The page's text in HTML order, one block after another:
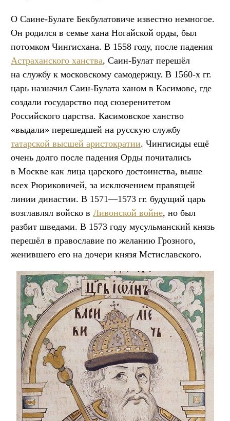
О Саине-Булате Бекбулатовиче известно немногое.
Он родился в семье хана Ногайской орды, был
потомком Чингисхана. В 1558 году, после падения
Астраханского ханства, Саин-Булат перешёл
на службу к московскому самодержцу. В 1560-х гг.
царь назначил Саин-Булата ханом в Касимове, где
создали государство под сюзеренитетом
Российского царства. Касимовское ханство
«выдали» перешедшей на русскую службу
татарской высшей аристократии. Чингисиды ещё
очень долго после падения Орды почитались
в Москве как лица царского достоинства, выше
всех Рюриковичей, за исключением правящей
линии династии. В 1571—1573 гг. будущий царь
возглавлял войско в Ливонской войне, но был
разбит шведами. В 1573 году мусульманский князь
перешёл в православие по желанию Грозного,
женившего его на дочери князя Мстиславского.